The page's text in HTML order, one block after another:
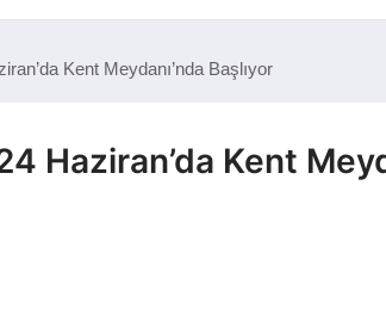
Kent Meydanı’nda Başlıyor
Haziran’da Kent